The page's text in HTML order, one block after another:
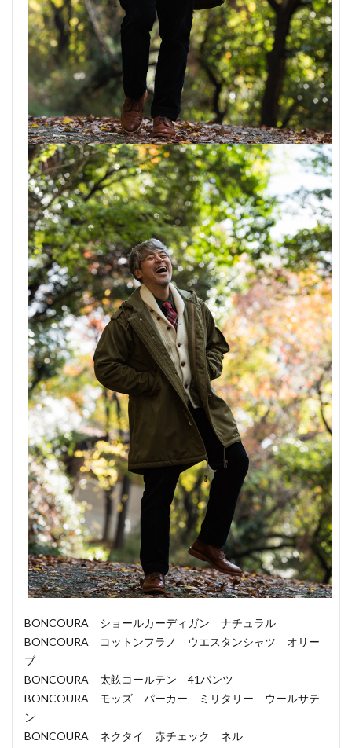
BONCOURA ショールカーディガン ナチュラル
BONCOURA コットンフラノ ウエスタンシャツ オリー
ブ
BONCOURA 太畝コールテン 41パンツ
BONCOURA モッズ パーカー ミリタリー ウールサテ
ン
BONCOURA ネクタイ 赤チェック ネル